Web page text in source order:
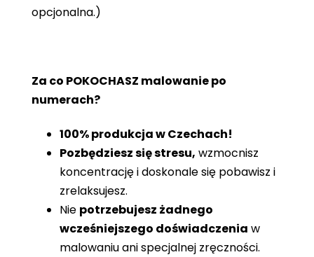
opcjonalna.)
Za co POKOCHASZ malowanie po
numerach?
100% produkcja w Czechach!
Pozbędziesz się stresu, wzmocnisz
koncentrację i doskonale się pobawisz i
zrelaksujesz.
Nie potrzebujesz żadnego
wcześniejszego doświadczenia w
malowaniu ani specjalnej zręczności.